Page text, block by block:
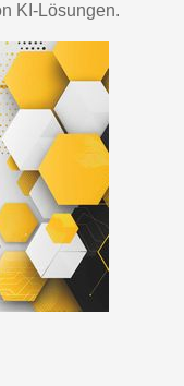
KI-Lösungen.